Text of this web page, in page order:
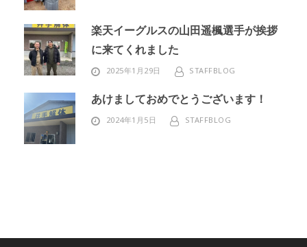
楽天イーグルスの山田遥楓選手が挨拶
に来てくれました
2025年1月29日 STAFFBLOG
あけましておめでとうございます！
2024年1月5日 STAFFBLOG